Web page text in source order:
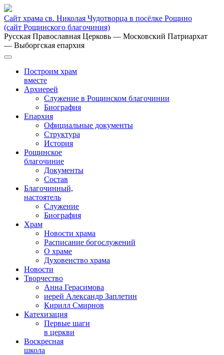
Сайт храма св. Николая Чудотворца в посёлке Рощино
(сайт Рощинского благочиния)
Русская Православная Церковь — Московский Патриархат
— Выборгская епархия
Построим храм
вместе
Архиерей
Служение в Рощинском благочинии
Биография
Епархия
Официальные документы
Структура
История
Рощинское
благочиние
Документы
Состав
Благочинный,
настоятель
Служение
Биография
Храм
Новости храма
Расписание богослужений
О храме
Духовенство храма
Новости
Творчество
Анна Герасимова
иерей Александр Заплетин
Кирилл Смирнов
Катехизация
Первые шаги
в церкви
Воскресная
школа